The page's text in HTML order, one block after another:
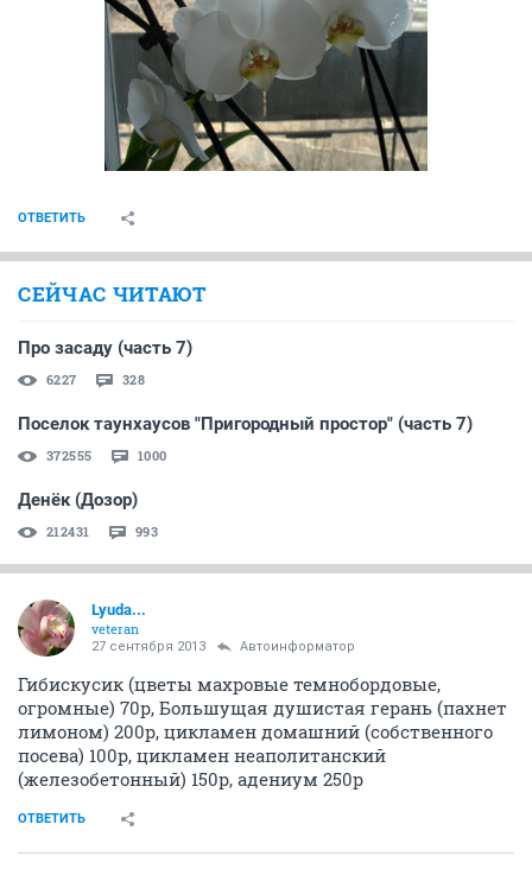
ОТВЕТИТЬ
СЕЙЧАС ЧИТАЮТ
Про засаду (часть 7)
6227 328
Поселок таунхаусов "Пригородный простор" (часть 7)
372555 1000
Денёк (Дозор)
212431 993
Lyuda...
veteran
27 сентября 2013 Автоинформатор
Гибискусик (цветы махровые темнобордовые,
огромные) 70р, Большущая душистая герань (пахнет
лимоном) 200р, цикламен домашний (собственного
посева) 100р, цикламен неаполитанский
(железобетонный) 150р, адениум 250р
ОТВЕТИТЬ